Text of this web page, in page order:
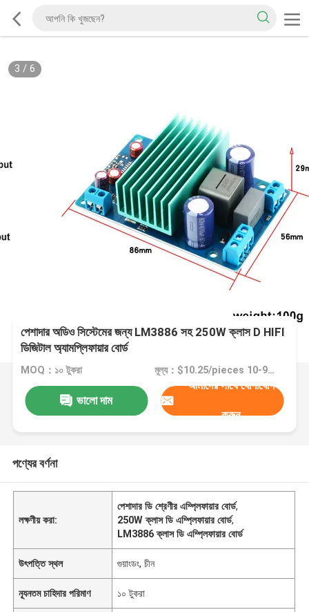
3 / 6
পেশাদার অডিও সিস্টেমের জন্য LM3886 সহ 250W ক্লাস D HIFI
ডিজিটাল অ্যামপ্লিফায়ার বোর্ড
MOQ：১০ টুকরা মূল্য：$10.25/pieces 10-99 pieces
ভালো দাম
আমাদের সাথে যোগাযোগ
করুন
পণ্যের বর্ণনা
লক্ষণীয় করা:
পেশাদার ডি শ্রেণীর এম্প্লিফায়ার বোর্ড,
250W ক্লাস ডি এম্প্লিফায়ার বোর্ড,
LM3886 ক্লাস ডি এম্প্লিফায়ার বোর্ড
উৎপত্তি স্থল গুয়াংডং, চীন
ন্যূনতম চাহিদার পরিমাণ ১০ টুকরা